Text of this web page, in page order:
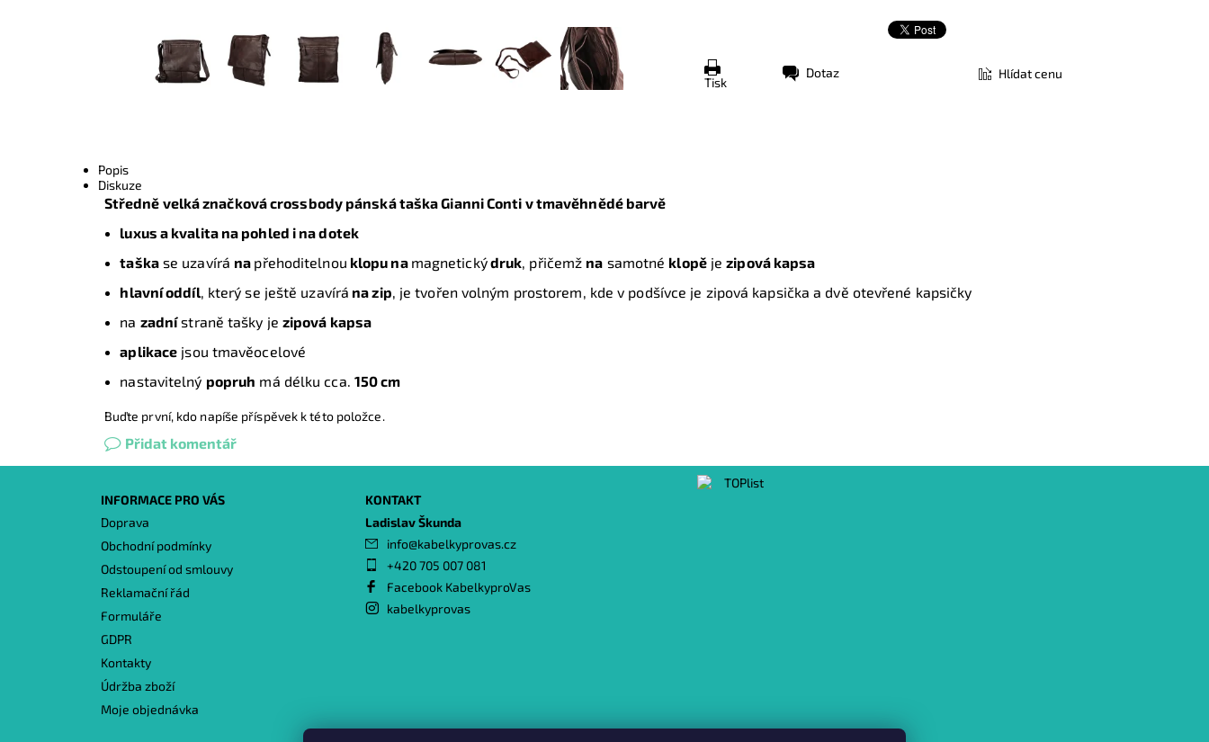
Tisk
Dotaz Hlídat cenu
Popis
Diskuze
Středně velká značková crossbody pánská taška Gianni Conti v tmavěhnědé barvě
luxus a kvalita na pohled i na dotek
taškase uzavírá na přehoditelnou klopu na magnetickýdruk , přičemž na samotné klopějezipová kapsa
hlavní oddíl , který se ještě uzavírá na zip , je tvořen volným prostorem, kde v podšívce je zipová kapsička a dvě otevřené kapsičky
na zadnístraně tašky je zipová kapsa
aplikace jsou tmavěocelové
nastavitelný popruh má délku cca. 150 cm
Buďte první, kdo napíše příspěvek k této položce.
Přidat komentář
INFORMACE PRO VÁS
Doprava
Obchodní podmínky
Odstoupení od smlouvy
Reklamační řád
Formuláře
GDPR
Kontakty
Údržba zboží
Moje objednávka
KONTAKT
Ladislav Škunda
info@kabelkyprovas.cz
+420 705 007 081
Facebook KabelkyproVas
kabelkyprovas